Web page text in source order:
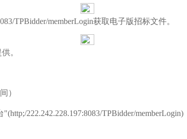
TPBidder/memberLogin获取电子版招标文件。
。
）
222.242.228.197:8083/TPBidder/memberLogin)